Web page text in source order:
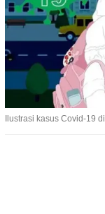
Ilustrasi kasus Covid-19